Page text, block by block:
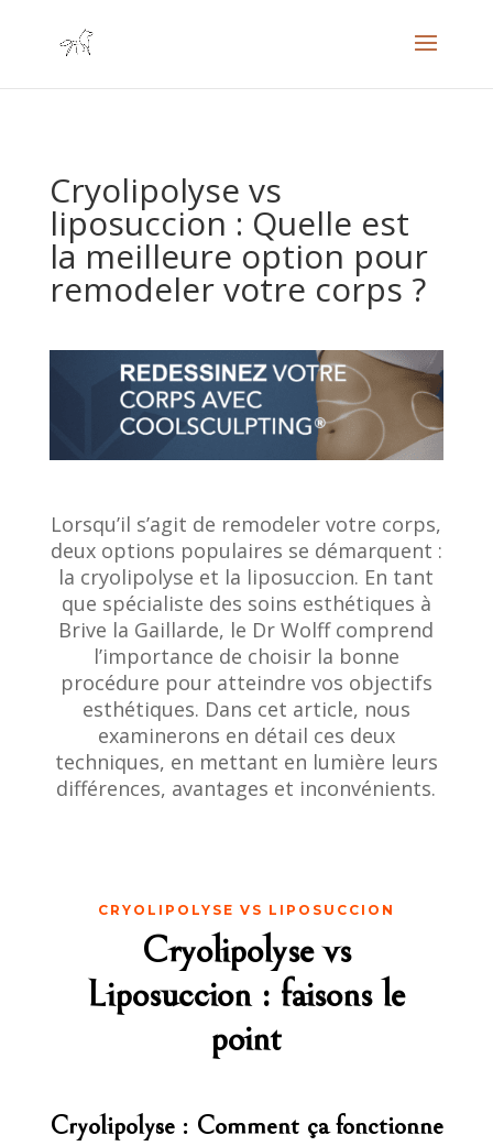
Cryolipolyse vs
liposuccion : Quelle est
la meilleure option pour
remodeler votre corps ?
Lorsqu’il s’agit de remodeler votre corps,
deux options populaires se démarquent :
la cryolipolyse et la liposuccion. En tant
que spécialiste des soins esthétiques à
Brive la Gaillarde, le Dr Wolff comprend
l’importance de choisir la bonne
procédure pour atteindre vos objectifs
esthétiques. Dans cet article, nous
examinerons en détail ces deux
techniques, en mettant en lumière leurs
différences, avantages et inconvénients.
CRYOLIPOLYSE VS LIPOSUCCION
Cryolipolyse vs
Liposuccion : faisons le
point
Cryolipolyse : Comment ça fonctionne